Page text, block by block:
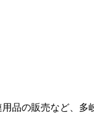
品の販売など、多